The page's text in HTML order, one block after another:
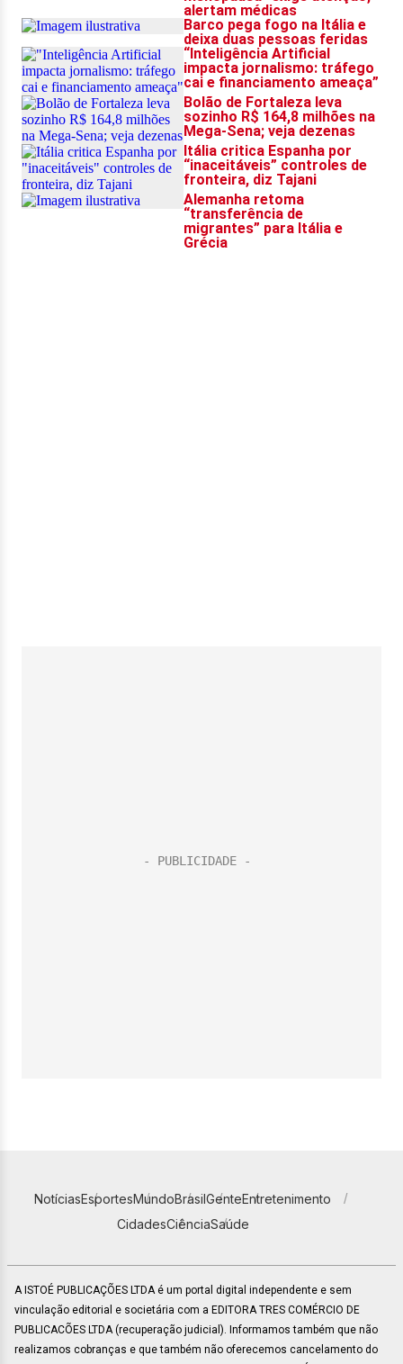
NotíciasEsportesMundoBrasilGenteEntretenimento
CidadesCiênciaSaúde
A ISTOÉ PUBLICAÇÕES LTDA é um portal digital independente e sem
vinculação editorial e societária com a EDITORA TRES COMÉRCIO DE
PUBLICACÕES LTDA (recuperação judicial). Informamos também que não
realizamos cobranças e que também não oferecemos cancelamento do